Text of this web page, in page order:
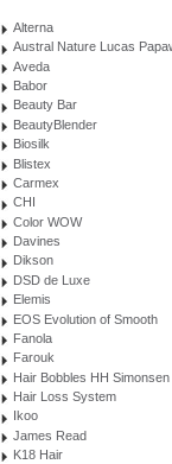
Alterna
Austral Nature Lucas
Aveda
Babor
Beauty Bar
BeautyBlender
Biosilk
Blistex
Carmex
CHI
Color WOW
Davines
Dikson
DSD de Luxe
Elemis
EOS Evolution of Smooth
Fanola
Farouk
Hair Bobbles HH Simonsen
Hair Loss System
Ikoo
James Read
K18 Hair